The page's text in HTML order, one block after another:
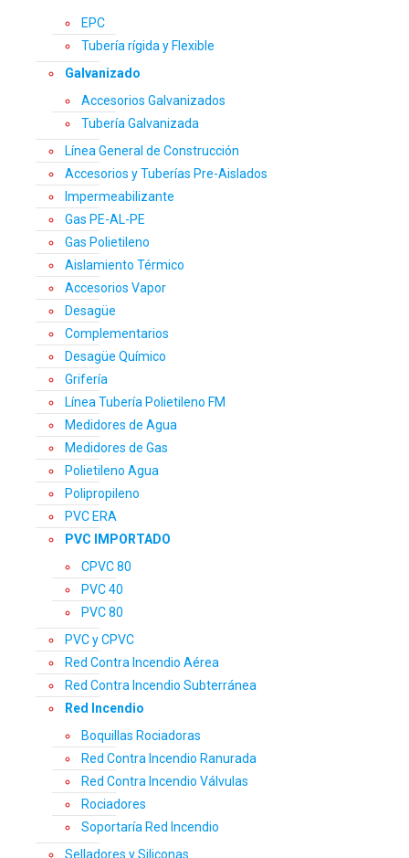
EPC
Tubería rígida y Flexible
Galvanizado
Accesorios Galvanizados
Tubería Galvanizada
Línea General de Construcción
Accesorios y Tuberías Pre-Aislados
Impermeabilizante
Gas PE-AL-PE
Gas Polietileno
Aislamiento Térmico
Accesorios Vapor
Desagüe
Complementarios
Desagüe Químico
Grifería
Línea Tubería Polietileno FM
Medidores de Agua
Medidores de Gas
Polietileno Agua
Polipropileno
PVC ERA
PVC IMPORTADO
CPVC 80
PVC 40
PVC 80
PVC y CPVC
Red Contra Incendio Aérea
Red Contra Incendio Subterránea
Red Incendio
Boquillas Rociadoras
Red Contra Incendio Ranurada
Red Contra Incendio Válvulas
Rociadores
Soportaría Red Incendio
Selladores y Siliconas